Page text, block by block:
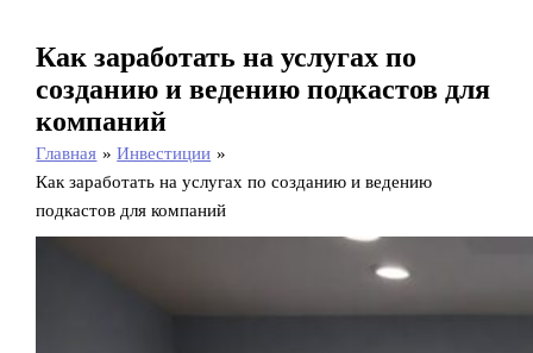
Как заработать на услугах по
созданию и ведению подкастов для
компаний
Главная
Инвестиции
Как заработать на услугах по созданию и ведению
подкастов для компаний